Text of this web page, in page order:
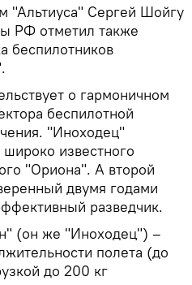
"Альтиуса" Сергей Шойгу
РФ отметил также
беспилотников
о гармоничном
беспилотной
"Иноходец"
известного
"Ориона". А второй
двумя годами
разведчик.
(он же "Иноходец") –
полета (до
до 200 кг